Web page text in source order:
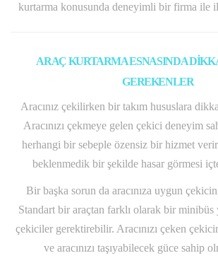
kurtarma konusunda deneyimli bir firma ile
ARAÇ KURTARMA ESNASINDA
GEREKENLER
Aracınız çekilirken bir takım hususlara
Aracınızı çekmeye gelen çekici deneyim
herhangi bir sebeple özensiz bir hizmet
beklenmedik bir şekilde hasar görmesi
Bir başka sorun da aracınıza uygun
Standart bir araçtan farklı olarak bir minibüs
çekiciler gerektirebilir. Aracınızı çeken
ve aracınızı taşıyabilecek güce sahip